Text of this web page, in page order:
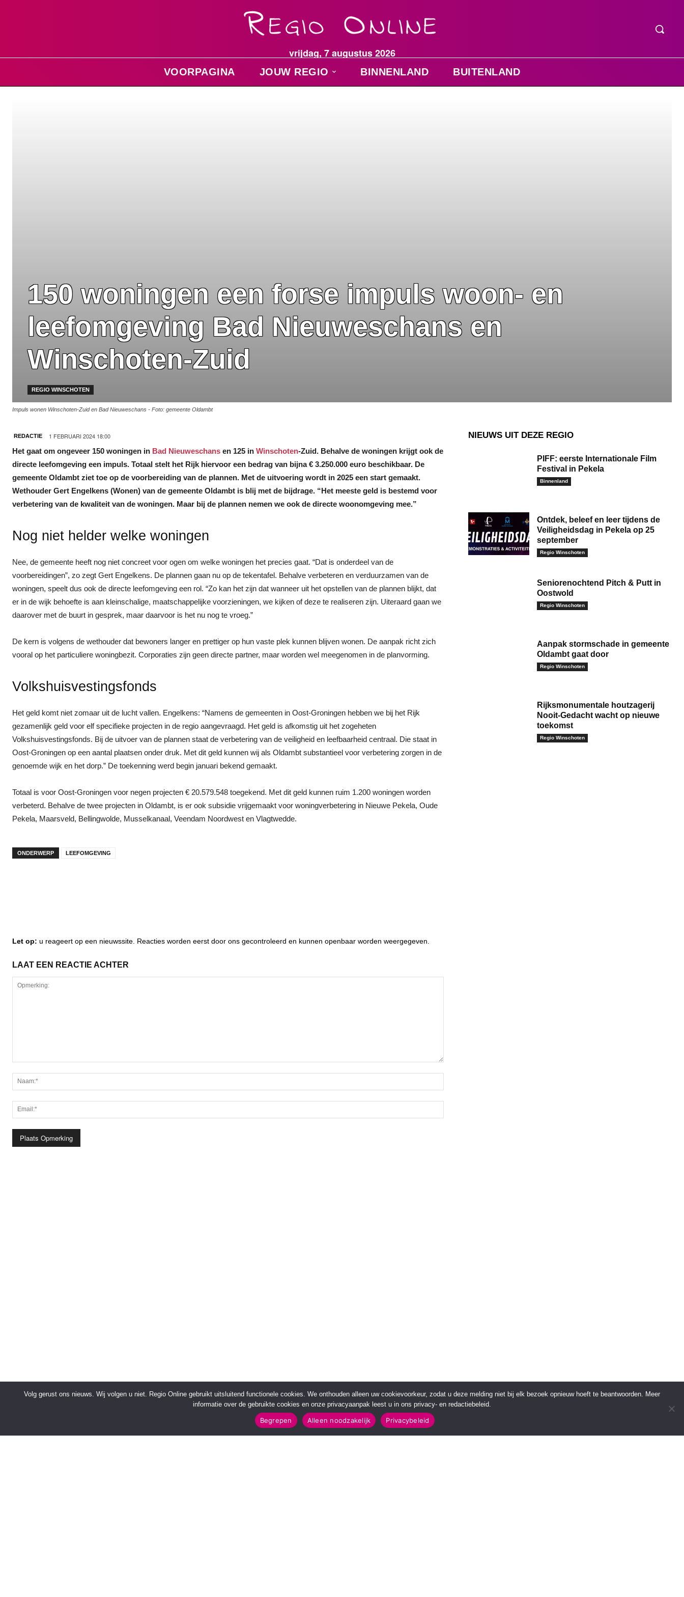
vrijdag, 7 augustus 2026
VOORPAGINA JOUW REGIO BINNENLAND BUITENLAND
150 woningen een forse impuls woon- en
leefomgeving Bad Nieuweschans en
Winschoten-Zuid
REGIO WINSCHOTEN
Impuls wonen Winschoten-Zuid en Bad Nieuweschans - Foto: gemeente Oldambt
REDACTIE 1 FEBRUARI 2024 18:00
Het gaat om ongeveer 150 woningen in Bad Nieuweschans en 125 in Winschoten-Zuid. Behalve de woningen krijgt ook de
directe leefomgeving een impuls. Totaal stelt het Rijk hiervoor een bedrag van bijna € 3.250.000 euro beschikbaar. De
gemeente Oldambt ziet toe op de voorbereiding van de plannen. Met de uitvoering wordt in 2025 een start gemaakt.
Wethouder Gert Engelkens (Wonen) van de gemeente Oldambt is blij met de bijdrage. “Het meeste geld is bestemd voor
verbetering van de kwaliteit van de woningen. Maar bij de plannen nemen we ook de directe woonomgeving mee.”
Nog niet helder welke woningen
Nee, de gemeente heeft nog niet concreet voor ogen om welke woningen het precies gaat. “Dat is onderdeel van de
voorbereidingen”, zo zegt Gert Engelkens. De plannen gaan nu op de tekentafel. Behalve verbeteren en verduurzamen van de
woningen, speelt dus ook de directe leefomgeving een rol. “Zo kan het zijn dat wanneer uit het opstellen van de plannen blijkt, dat
er in de wijk behoefte is aan kleinschalige, maatschappelijke voorzieningen, we kijken of deze te realiseren zijn. Uiteraard gaan we
daarover met de buurt in gesprek, maar daarvoor is het nu nog te vroeg.”
De kern is volgens de wethouder dat bewoners langer en prettiger op hun vaste plek kunnen blijven wonen. De aanpak richt zich
vooral op het particuliere woningbezit. Corporaties zijn geen directe partner, maar worden wel meegenomen in de planvorming.
Volkshuisvestingsfonds
Het geld komt niet zomaar uit de lucht vallen. Engelkens: “Namens de gemeenten in Oost-Groningen hebben we bij het Rijk
gezamenlijk geld voor elf specifieke projecten in de regio aangevraagd. Het geld is afkomstig uit het zogeheten
Volkshuisvestingsfonds. Bij de uitvoer van de plannen staat de verbetering van de veiligheid en leefbaarheid centraal. Die staat in
Oost-Groningen op een aantal plaatsen onder druk. Met dit geld kunnen wij als Oldambt substantieel voor verbetering zorgen in de
genoemde wijk en het dorp.” De toekenning werd begin januari bekend gemaakt.
Totaal is voor Oost-Groningen voor negen projecten € 20.579.548 toegekend. Met dit geld kunnen ruim 1.200 woningen worden
verbeterd. Behalve de twee projecten in Oldambt, is er ook subsidie vrijgemaakt voor woningverbetering in Nieuwe Pekela, Oude
Pekela, Maarsveld, Bellingwolde, Musselkanaal, Veendam Noordwest en Vlagtwedde.
ONDERWERP LEEFOMGEVING
Let op: u reageert op een nieuwssite. Reacties worden eerst door ons gecontroleerd en kunnen openbaar worden weergegeven.
LAAT EEN REACTIE ACHTER
NIEUWS UIT DEZE REGIO
PIFF: eerste Internationale Film
Festival in Pekela
Binnenland
Ontdek, beleef en leer tijdens de
Veiligheidsdag in Pekela op 25
september
Regio Winschoten
Seniorenochtend Pitch & Putt in
Oostwold
Regio Winschoten
Aanpak stormschade in gemeente
Oldambt gaat door
Regio Winschoten
Rijksmonumentale houtzagerij
Nooit-Gedacht wacht op nieuwe
toekomst
Regio Winschoten
Volg gerust ons nieuws. Wij volgen u niet. Regio Online gebruikt uitsluitend functionele cookies. We onthouden alleen uw cookievoorkeur, zodat u deze melding niet bij elk bezoek opnieuw hoeft te beantwoorden. Meer
informatie over de gebruikte cookies en onze privacyaanpak leest u in ons privacy- en redactiebeleid.
Begrepen Alleen noodzakelijk Privacybeleid